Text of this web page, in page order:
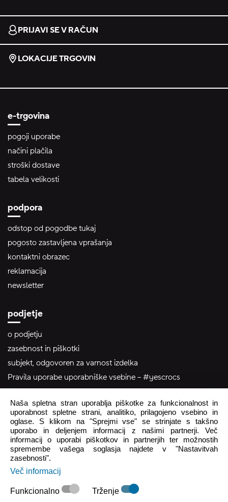
PRIJAVI SE V RAČUN
LOKACIJE TRGOVIN
e-trgovina
pogoji uporabe
načini plačila
stroški dostave
tabela velikosti
podpora
odstop od pogodbe tukaj
pogosto zastavljena vprašanja
kontaktni obrazec
reklamacija
newsletter
podjetje
o podjetju
zasebnost in piškotki
subjekt, odgovoren za varnost izdelka
Pravila uporabe uporabniške vsebine – #yescrocs
pomoč uporabnikom
Pon - Pet 8:00 - 16:00
Sob - Ned Zaprto
crocs.trgovina@intersocks.com
+386 25 371 454
Naša spletna stran uporablja piškotke za funkcionalnost in
uporabnost spletne strani, analitiko, prilagojeno vsebino in
oglase. S klikom na "Sprejmi vse" se strinjate s takšno
uporabo in deljenjem informacij z našimi partnerji. Več
informacij o uporabi piškotkov in partnerjih ter možnostih
spremembe vašega soglasja najdete v "Nastavitvah
zasebnosti".
Več informacij
Funkcionalno Trženje